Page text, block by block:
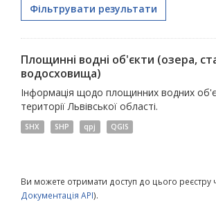
Фільтрувати результати
Площинні водні об'єкти (озера,
водосховища)
Інформація щодо площинних водних
території Львівської області.
SHX SHP qpj QGIS
Ви можете отримати доступ до цього реєстру
Документація API).